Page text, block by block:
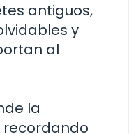
antiguos,
y
al
la
recordando